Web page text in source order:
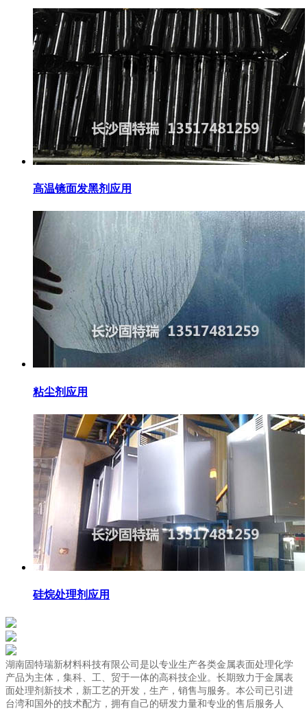
高温镜面发黑剂应用
粘尘剂应用
硅烷处理剂应用
湖南固特瑞新材料科技有限公司是以专业生产各类金属表面处理化学
产品为主体，集科、工、贸于一体的高科技企业。长期致力于金属表
面处理剂新技术，新工艺的开发，生产，销售与服务。本公司已引进
台湾和国外的技术配方，拥有自己的研发力量和专业的售后服务人